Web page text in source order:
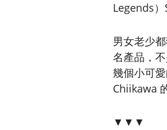
Legends）
男女老少
名產品，
幾個小可
Chiikawa
▼▼▼